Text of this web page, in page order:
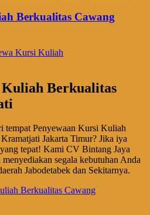
Berkualitas Cawang
Kursi Kuliah
Berkualitas
tempat Penyewaan Kursi Kuliah
Jakarta Timur? Jika iya
tepat! Kami CV Bintang Jaya
segala kebutuhan Anda
Jabodetabek dan Sekitarnya.